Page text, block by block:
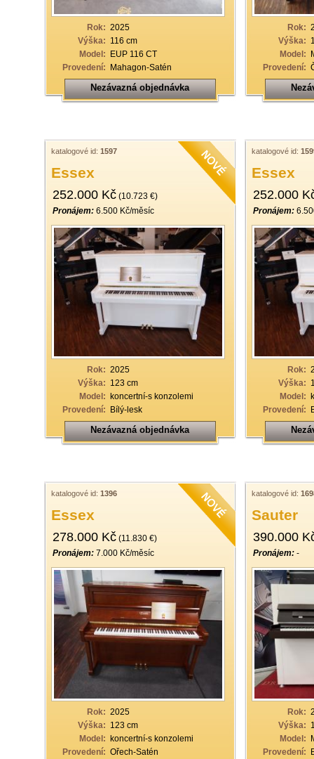
Rok: 2025
Výška: 116 cm
Model: EUP 116 CT
Provedení: Mahagon-Satén
Nezávazná objednávka
Rok:
Výška:
Model:
Provedení:
katalogové id: 1597
Essex
252.000 Kč (10.723 €)
Pronájem: 6.500 Kč/měsíc
Rok: 2025
Výška: 123 cm
Model: koncertní-s konzolemi
Provedení: Bílý-lesk
Nezávazná objednávka
katalogové id:
Essex
252.000
Pronájem:
Rok:
Výška:
Model:
Provedení:
katalogové id: 1396
Essex
278.000 Kč (11.830 €)
Pronájem: 7.000 Kč/měsíc
Rok: 2025
Výška: 123 cm
Model: koncertní-s konzolemi
Provedení: Ořech-Satén
katalogové id:
Sauter
390.000
Pronájem: -
Rok:
Výška:
Model:
Provedení: